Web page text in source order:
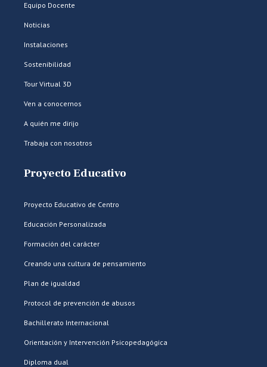
Equipo Docente
Noticias
Instalaciones
Sostenibilidad
Tour Virtual 3D
Ven a conocernos
A quién me dirijo
Trabaja con nosotros
Proyecto Educativo
Proyecto Educativo de Centro
Educación Personalizada
Formación del carácter
Creando una cultura de pensamiento
Plan de igualdad
Protocol de prevención de abusos
Bachillerato Internacional
Orientación y Intervención Psicopedagógica
Diploma dual